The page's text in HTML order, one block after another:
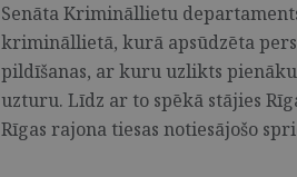
Senāta Krimināllietu
krimināllietā, kurā apsūdzēta
pildīšanas, ar kuru uzlikts
uzturu. Līdz ar to spēkā stājies
Rīgas rajona tiesas notiesājošo